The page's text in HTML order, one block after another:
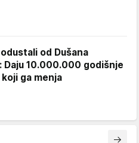
od Dušana
Daju 10.000.000 godišnje
ga menja